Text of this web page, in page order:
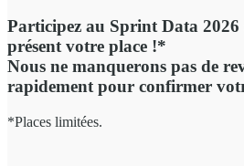
Participez au Sprint Data 2026
présent votre place !*
Nous ne manquerons pas de
rapidement pour confirmer
*Places limitées.